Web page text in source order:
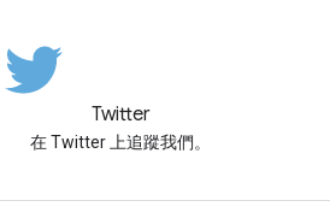
Twitter
在 Twitter 上追蹤我們。